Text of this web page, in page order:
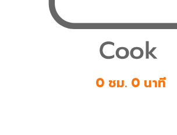
0 ชม. 0 นาที